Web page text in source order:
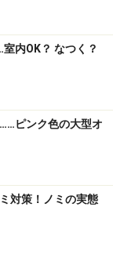
内OK？ なつく？
ピンク色の大型オ
対策！ノミの実態